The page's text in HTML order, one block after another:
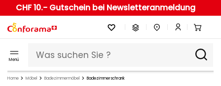
CHF 10.- Gutschein bei Newsletteranmeldung
Menü
Home Möbel Badezimmermöbel Badezimmerschrank